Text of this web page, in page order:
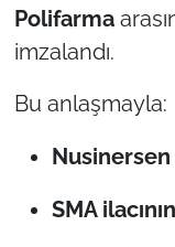
Polifarma
imzalandı.
Bu anlaşmayla:
SMA